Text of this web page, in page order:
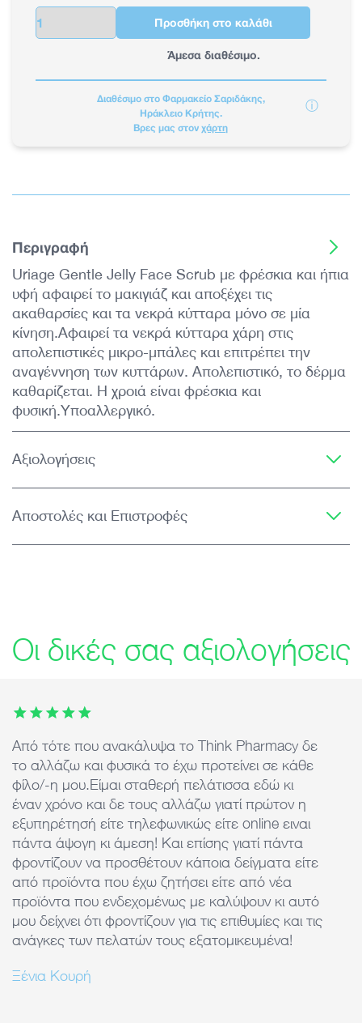
Ποσότητα
Προσθήκη στο καλάθι
Άμεσα διαθέσιμο.
Διαθέσιμο στο Φαρμακείο Σαριδάκης,
Ηράκλειο Κρήτης.
Βρες μας στον χάρτη
ⓘ
Περιγραφή
Uriage Gentle Jelly Face Scrub με φρέσκια και ήπια
υφή αφαιρεί το μακιγιάζ και αποξέχει τις
ακαθαρσίες και τα νεκρά κύτταρα μόνο σε μία
κίνηση.Αφαιρεί τα νεκρά κύτταρα χάρη στις
απολεπιστικές μικρο-μπάλες και επιτρέπει την
αναγέννηση των κυττάρων. Απολεπιστικό, το δέρμα
καθαρίζεται. Η χροιά είναι φρέσκια και
φυσική.Υποαλλεργικό.
Αξιολογήσεις
Αποστολές και Επιστροφές
Οι δικές σας αξιολογήσεις
This carousel contains 7 images. Use arrow keys or the
Από τότε που ανακάλυψα το Think Pharmacy δε
το αλλάζω και φυσικά το έχω προτείνει σε κάθε
φίλο/-η μου.Είμαι σταθερή πελάτισσα εδώ κι
έναν χρόνο και δε τους αλλάζω γιατί πρώτον η
εξυπηρέτησή είτε τηλεφωνικώς είτε online ειναι
πάντα άψογη κι άμεση! Και επίσης γιατί πάντα
φροντίζουν να προσθέτουν κάποια δείγματα είτε
από προϊόντα που έχω ζητήσει είτε από νέα
προϊόντα που ενδεχομένως με καλύψουν κι αυτό
μου δείχνει ότι φροντίζουν για τις επιθυμίες και τις
ανάγκες των πελατών τους εξατομικευμένα!
Ξένια Κουρή